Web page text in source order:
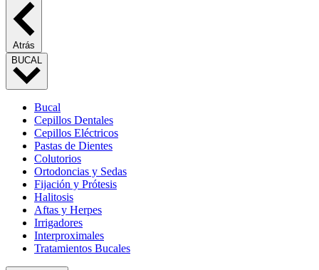
Atrás
BUCAL
Bucal
Cepillos Dentales
Cepillos Eléctricos
Pastas de Dientes
Colutorios
Ortodoncias y Sedas
Fijación y Prótesis
Halitosis
Aftas y Herpes
Irrigadores
Interproximales
Tratamientos Bucales